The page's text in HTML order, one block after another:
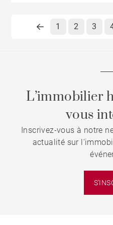
1 2 3
L’immobilier
vous
Inscrivez-vous à notre
actualité sur